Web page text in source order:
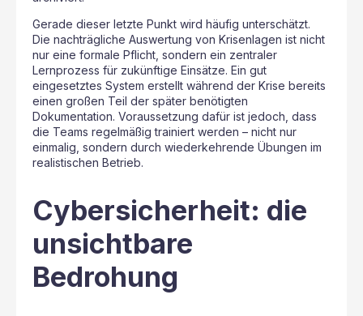
Gerade dieser letzte Punkt wird häufig unterschätzt.
Die nachträgliche Auswertung von Krisenlagen ist nicht
nur eine formale Pflicht, sondern ein zentraler
Lernprozess für zukünftige Einsätze. Ein gut
eingesetztes System erstellt während der Krise bereits
einen großen Teil der später benötigten
Dokumentation. Voraussetzung dafür ist jedoch, dass
die Teams regelmäßig trainiert werden – nicht nur
einmalig, sondern durch wiederkehrende Übungen im
realistischen Betrieb.
Cybersicherheit: die
unsichtbare
Bedrohung